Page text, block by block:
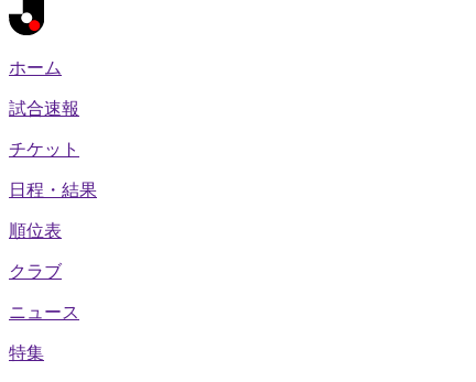
ホーム
試合速報
チケット
日程・結果
順位表
クラブ
ニュース
特集